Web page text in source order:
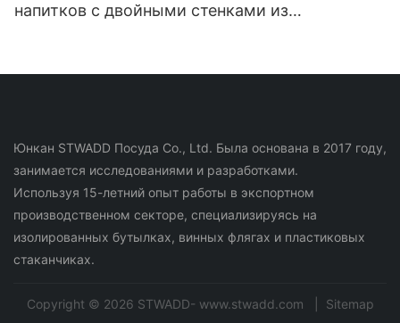
напитков с двойными стенками из
Юнкан STWADD Посуда Co., Ltd. Была основана в 2017 году,
занимается исследованиями и разработками.
Используя 15-летний опыт работы в экспортном
производственном секторе, специализируясь на
изолированных бутылках, винных флягах и пластиковых
стаканчиках.
Copyright © 2026 STWADD- www.stwadd.com | Sitemap